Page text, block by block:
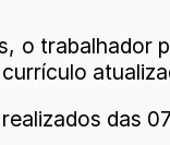
o
das